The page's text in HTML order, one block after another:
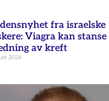
fra israelske
Viagra kan stanse
av kreft
2026